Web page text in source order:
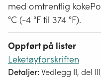
med omtrentlig
°C (-4 °F til 374 °F).
Oppført på lister
Leketøyforskriften
Detaljer:Vedlegg II, del